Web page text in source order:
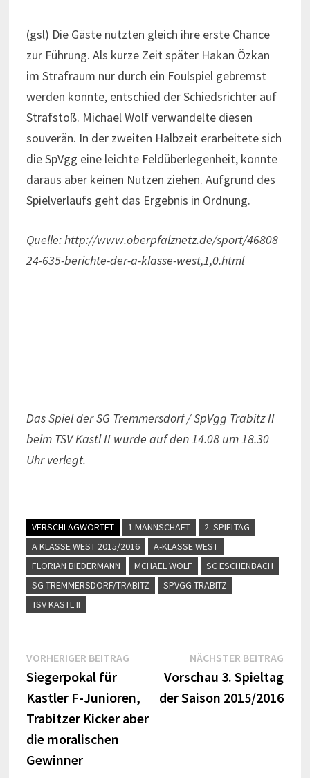
(gsl) Die Gäste nutzten gleich ihre erste Chance
zur Führung. Als kurze Zeit später Hakan Özkan
im Strafraum nur durch ein Foulspiel gebremst
werden konnte, entschied der Schiedsrichter auf
Strafstoß. Michael Wolf verwandelte diesen
souverän. In der zweiten Halbzeit erarbeitete sich
die SpVgg eine leichte Feldüberlegenheit, konnte
daraus aber keinen Nutzen ziehen. Aufgrund des
Spielverlaufs geht das Ergebnis in Ordnung.
Quelle: http://www.oberpfalznetz.de/sport/46808
24-635-berichte-der-a-klasse-west,1,0.html
Das Spiel der SG Tremmersdorf / SpVgg Trabitz II
beim TSV Kastl II wurde auf den 14.08 um 18.30
Uhr verlegt.
VERSCHLAGWORTET 1.MANNSCHAFT
2. SPIELTAG
A KLASSE WEST 2015/2016
A-KLASSE WEST
FLORIAN BIEDERMANN
MCHAEL WOLF
SC ESCHENBACH
SG TREMMERSDORF/TRABITZ
SPVGG TRABITZ
TSV KASTL II
Beitragsnavigation
VORHERIGER BEITRAGVorheriger
Beitrag:
Siegerpokal für
Kastler F-Junioren,
Trabitzer Kicker aber
die moralischen
Gewinner
NÄCHSTER BEITRAG
Vorschau 3. Spieltag
der Saison 2015/2016